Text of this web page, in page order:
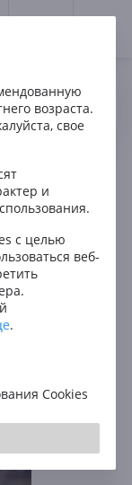
Да
или
могут быть
–
возраста.
свое
и
с целью
веб-
.
Cookies